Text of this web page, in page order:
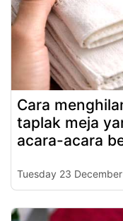
Cara
taplak meja
acara-acara
Tuesday 23